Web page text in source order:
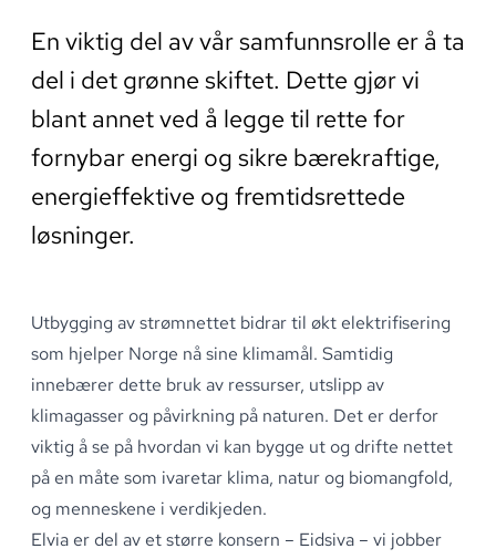
En viktig del av vår samfunnsrolle er å ta
del i det grønne skiftet. Dette gjør vi
blant annet ved å legge til rette for
fornybar energi og sikre bærekraftige,
energieffektive og fremtidsrettede
løsninger.
Utbygging av strømnettet bidrar til økt elektrifisering
som hjelper Norge nå sine klimamål. Samtidig
innebærer dette bruk av ressurser, utslipp av
klimagasser og påvirkning på naturen. Det er derfor
viktig å se på hvordan vi kan bygge ut og drifte nettet
på en måte som ivaretar klima, natur og biomangfold,
og menneskene i verdikjeden.
Elvia er del av et større konsern – Eidsiva – vi jobber